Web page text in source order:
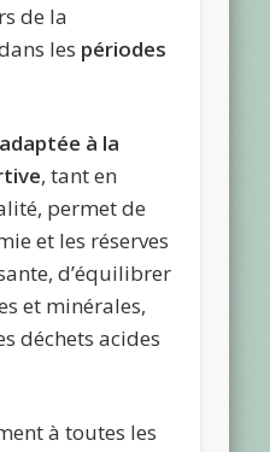
de la
les périodes
à la
, tant en
permet de
et les réserves
d’équilibrer
et minérales,
déchets acides
à toutes les